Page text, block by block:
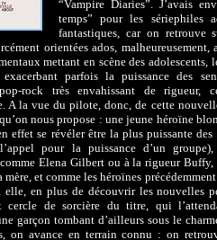
“Vampire Diaries”. J’avais
temps” pour les sériephiles
fantastiques, car on retrouve
orientées ados, malheureusement,
mettant en scène des adolescents,
parfois la puissance des
rock très envahissant de rigueur,
A la vue du pilote, donc, de cette
nous propose : une jeune héroïne
effet se révéler être la plus puissante des
pour la puissance d’un
comme Elena Gilbert ou à la rigueur
mère, et comme les héroïnes
elle, en plus de découvrir les nouvelles
cercle de sorcière du titre, qui
garçon tombant d’ailleurs sous le
on avance en terrain connu : on